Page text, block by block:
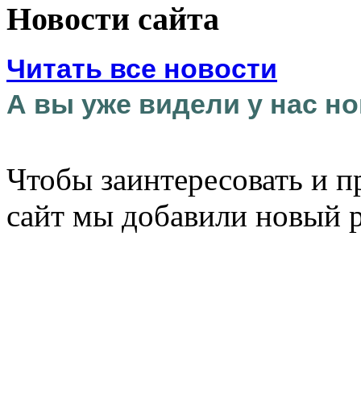
Новости сайта
Читать все новости
А вы уже видели у нас
Чтобы заинтересовать и
сайт мы добавили новый